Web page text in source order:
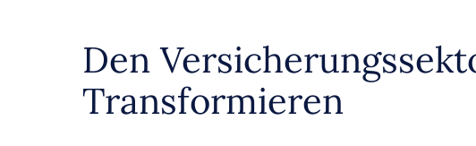
Den
Transformieren